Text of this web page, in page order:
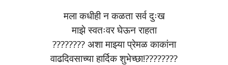
मला कधीही न कळता सर्व दुःख
माझे स्वतःवर घेऊन राहता
???????? अशा माझ्या प्रेमळ काकांना
वाढदिवसाच्या हार्दिक शुभेच्छा!????????